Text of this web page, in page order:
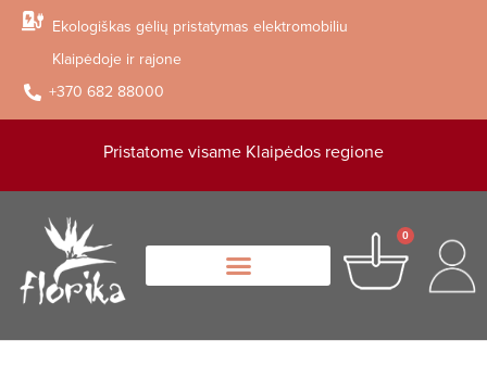
Ekologiškas gėlių pristatymas elektromobiliu
Klaipėdoje ir rajone
+370 682 88000
Pristatome visame Klaipėdos regione
0